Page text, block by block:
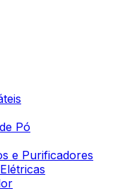
Pó
e Purificadores